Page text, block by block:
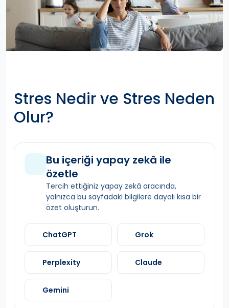
Stres Nedir ve Stres Neden
Olur?
Bu içeriği yapay zekâ ile
özetle
Tercih ettiğiniz yapay zekâ aracında,
yalnızca bu sayfadaki bilgilere dayalı kısa bir
özet oluşturun.
ChatGPT Grok
Perplexity Claude
Gemini